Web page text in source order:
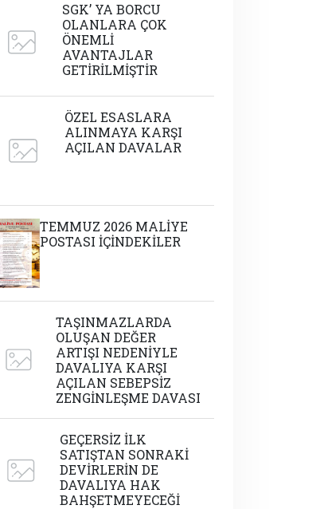
SGK’ YA BORCU
OLANLARA ÇOK
ÖNEMLİ
AVANTAJLAR
GETİRİLMİŞTİR
ÖZEL ESASLARA
ALINMAYA KARŞI
AÇILAN DAVALAR
TEMMUZ 2026 MALİYE
POSTASI İÇİNDEKİLER
TAŞINMAZLARDA
OLUŞAN DEĞER
ARTIŞI NEDENİYLE
DAVALIYA KARŞI
AÇILAN SEBEPSİZ
ZENGİNLEŞME DAVASI
GEÇERSİZ İLK
SATIŞTAN SONRAKİ
DEVİRLERİN DE
DAVALIYA HAK
BAHŞETMEYECEĞİ